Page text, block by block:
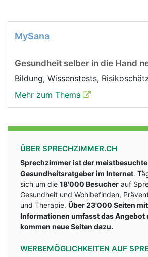
MySana
Gesundheit selber in die Hand
Bildung, Wissenstests,
Mehr zum Thema
ÜBER SPRECHZIMMER.CH
Sprechzimmer ist der
Gesundheitsratgeber im Internet.
sich um die 18'000 Besucher auf
Gesundheit und Wohlbefinden,
und Therapie. Über 23'000 Seiten
Informationen umfasst das Angebot
kommen neue Seiten dazu.
WERBEMÖGLICHKEITEN AUF